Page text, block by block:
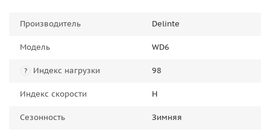
Производитель Delinte
Модель WD6
? Индекс нагрузки 98
Индекс скорости H
Сезонность Зимняя